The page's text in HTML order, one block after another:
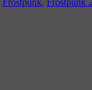
Frostpunk, Frostpunk 2